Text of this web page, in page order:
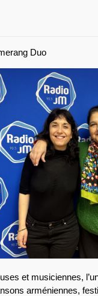
Duo
et musiciennes,
arméniennes,